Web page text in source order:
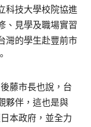
科技大學校院協進
、見學及職場實習
灣的學生赴豐前市
藤市長也說，台
夥伴，這也是與
本政府，並全力